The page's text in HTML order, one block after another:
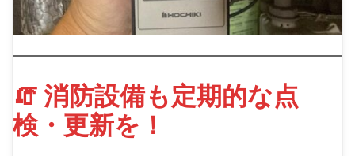
🧯 消防設備も定期的な点
検・更新を！